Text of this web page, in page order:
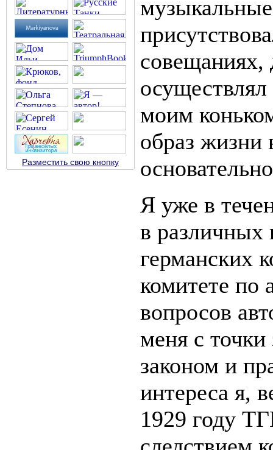
Разместить свою кнопку
совещаниях,
осуществлял
моим
образ жизни
Я уже в
в различных
германских
комитете по
вопросов
меня с
законом и
интереса я,
1929 году